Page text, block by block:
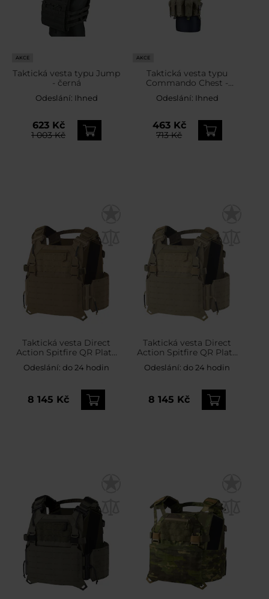
AKCE
Taktická vesta typu Jump
- černá
Odeslání: Ihned
623 Kč
1 003 Kč
AKCE
Taktická vesta typu
Commando Chest -
olivová
Odeslání: Ihned
463 Kč
713 Kč
Taktická vesta Direct
Action Spitfire QR Plate
Carrier – Coyote Brown
Odeslání:do 24 hodin
8 145 Kč
Taktická vesta Direct
Action Spitfire QR Plate
Carrier – Adaptive Green
Odeslání:do 24 hodin
8 145 Kč